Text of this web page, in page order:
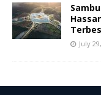
July